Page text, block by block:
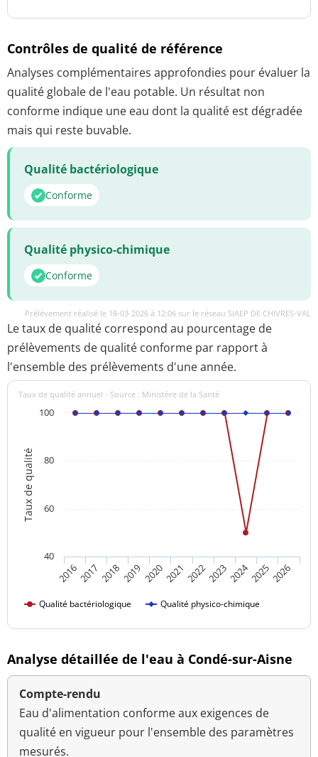
Contrôles de qualité de référence
Analyses complémentaires approfondies pour évaluer la
qualité globale de l'eau potable. Un résultat non
conforme indique une eau dont la qualité est dégradée
mais qui reste buvable.
Qualité bactériologique
Conforme
Qualité physico-chimique
Conforme
Prélèvement réalisé le 18-03-2026 à 12:06 sur le réseau SIAEP DE CHIVRES-VAL
Le taux de qualité correspond au pourcentage de
prélèvements de qualité conforme par rapport à
l'ensemble des prélèvements d'une année.
Taux de qualité
Taux de qualité annuel - Source : Ministère de la Santé
Qualité bactériologique Qualité physico-chimique
20162017 201820192020202120222023202420252026
40
60
80
100
Analyse détaillée de l'eau à Condé-sur-Aisne
Compte-rendu
Eau d'alimentation conforme aux exigences de
qualité en vigueur pour l'ensemble des paramètres
mesurés.